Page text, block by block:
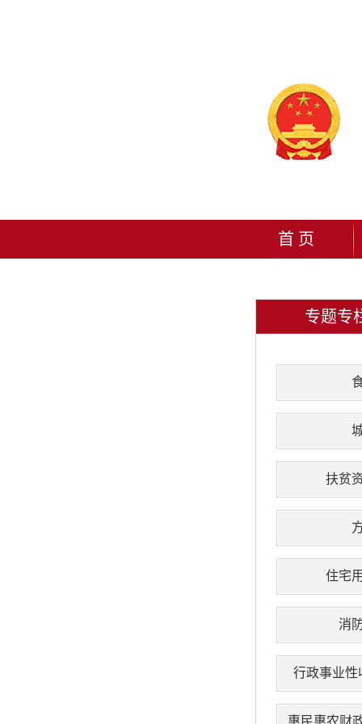
首 页
专题专
扶贫
住宅
消
行政事业性
惠民惠农财